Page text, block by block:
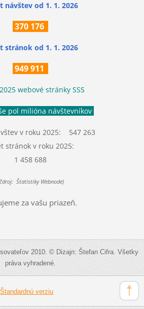
návštev od 1. 1. 2026
370 176
stránok od 1. 1. 2026
949 911
webové stránky SSS
pol milióna návštevníkov
v roku 2025: 547 263
stránok v roku 2025:
1 458 688
Štatistiky Webnode)
za vašu priazeň.
2010. © Dizajn: Štefan Cifra. Všetky
práva vyhradené.
Štandardnú verziu